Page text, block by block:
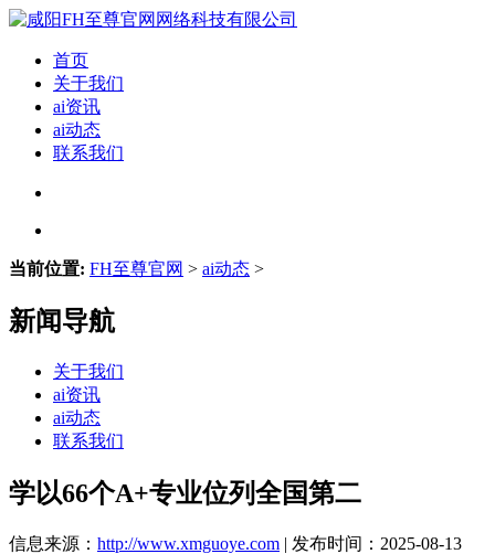
首页
关于我们
ai资讯
ai动态
联系我们
当前位置: FH至尊官网 > ai动态 >
新闻导航
关于我们
ai资讯
ai动态
联系我们
学以66个A+专业位列全国第二
信息来源： http://www.xmguoye.com | 发布时间：2025-08-13